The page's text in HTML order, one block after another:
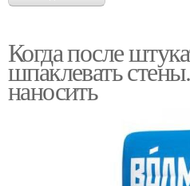
Когда после
шпаклевать
наносить